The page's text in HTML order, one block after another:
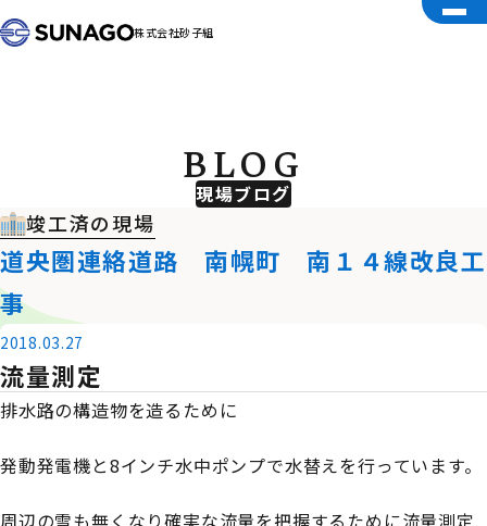
株式会社砂子組
現場ブログ
BLOG
竣工済の現場
道央圏連絡道路 南幌町 南１４線改良工
事
2018.03.27
流量測定
排水路の構造物を造るために
発動発電機と8インチ水中ポンプで水替えを行っています。